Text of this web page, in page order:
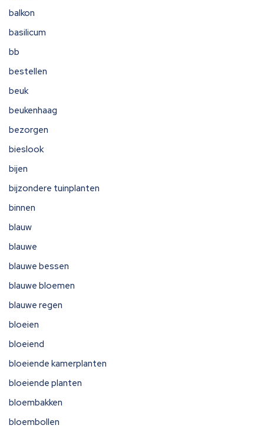
balkon
basilicum
bb
bestellen
beuk
beukenhaag
bezorgen
bieslook
bijen
bijzondere tuinplanten
binnen
blauw
blauwe
blauwe bessen
blauwe bloemen
blauwe regen
bloeien
bloeiend
bloeiende kamerplanten
bloeiende planten
bloembakken
bloembollen